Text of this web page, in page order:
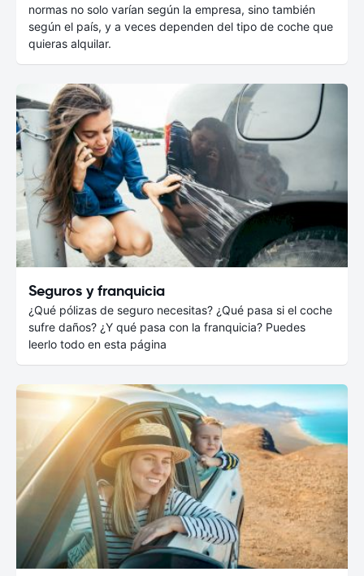
normas no solo varían según la empresa, sino también
según el país, y a veces dependen del tipo de coche que
quieras alquilar.
Seguros y franquicia
¿Qué pólizas de seguro necesitas? ¿Qué pasa si el coche
sufre daños? ¿Y qué pasa con la franquicia? Puedes
leerlo todo en esta página